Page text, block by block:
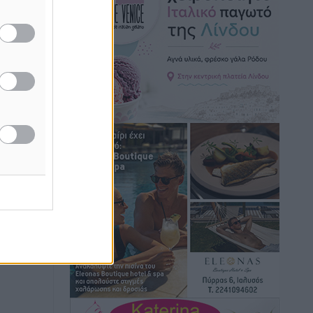
Hotels – Χατζηλαζάρου – Προχωρά
καινούργιο ξενοδοχείο στην Κω
Τοπικές Ειδήσεις•
Αυτοκίνητο μπήκε παράνομα σε
μονόδρομο στο Μαστιχάρι –
Αναποδογύρισε όχημα με μητέρα και
5χρονο παιδί
Τοπικές Ειδήσεις• πριν 9 ώρες
“Η Ευρώπη αντιμετώπιζε το
προσφυγικό σαν ταινία τρόμου” – Η
συγκλονιστική μαρτυρία της Χαρούλας
Γιασιράνη στον RV για τα γεγονότα που
οδήγησαν στο Σύμφωνο της Λέρου
Τοπικές Ειδήσεις• πριν 9 ώρες
Συναυλία με τον Γιάννη Κότσιρα στις